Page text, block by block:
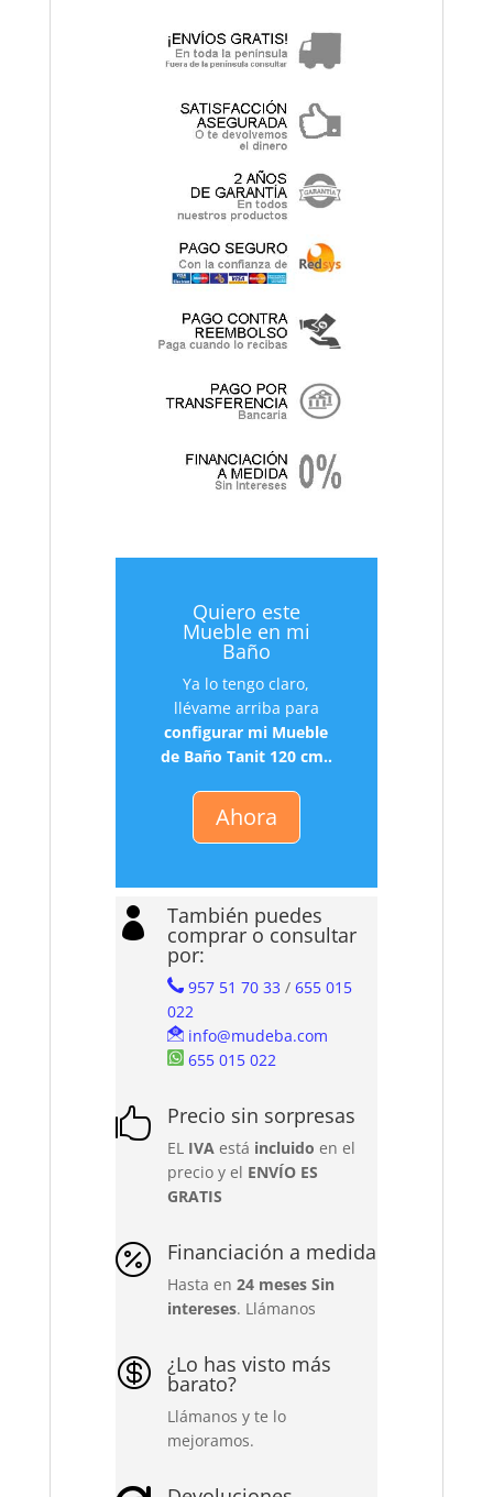
Quiero este
Mueble en mi
Baño
Ya lo tengo claro,
llévame arriba para
configurar mi Mueble
de Baño Tanit 120 cm..
Ahora
 También puedes
comprar o consultar
por:
957 51 70 33 /655 015
022
info@mudeba.com
655 015 022
 Precio sin sorpresas
EL IVA está incluido en el
precio y el ENVÍO ES
GRATIS
 Financiación a medida
Hasta en24 meses Sin
intereses. Llámanos
 ¿Lo has visto más
barato?
Llámanos y te lo
mejoramos.